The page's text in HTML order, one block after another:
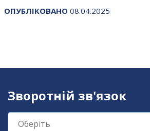
ОПУБЛІКОВАНО 08.04.2025
Зворотній зв'язок